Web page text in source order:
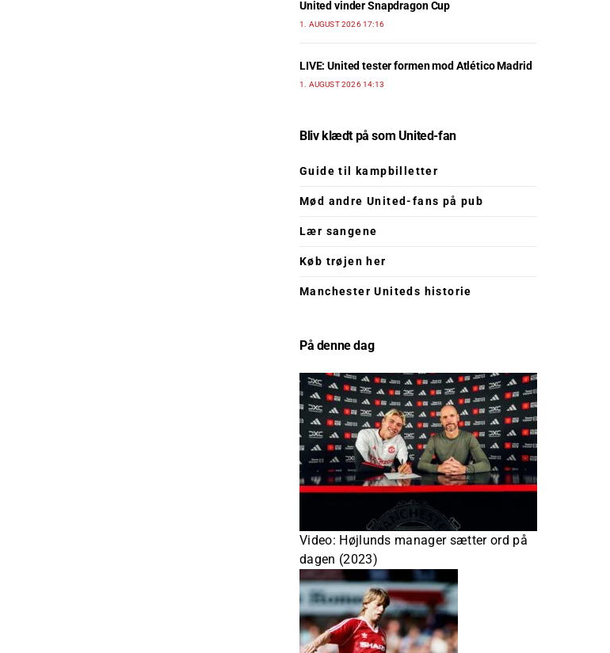
United vinder Snapdragon Cup
1. AUGUST 2026 17:16
LIVE: United tester formen mod Atlético Madrid
1. AUGUST 2026 14:13
Bliv klædt på som United-fan
Guide til kampbilletter
Mød andre United-fans på pub
Lær sangene
Køb trøjen her
Manchester Uniteds historie
På denne dag
Video: Højlunds manager sætter ord på
dagen (2023)